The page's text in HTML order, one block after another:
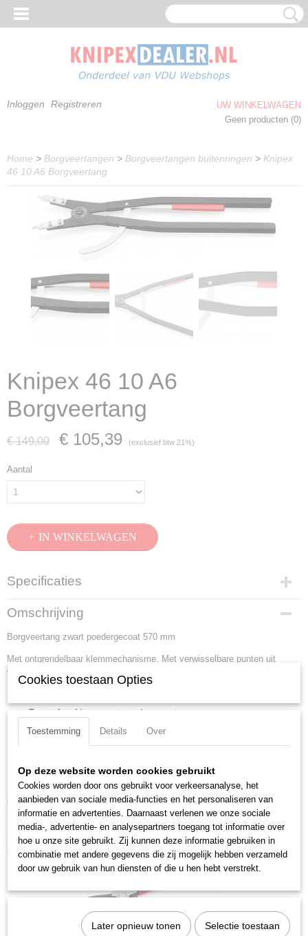
Inloggen Registreren
UW WINKELWAGEN
Geen producten (0)
Home > Borgveertangen > Borgveertangen buitenringen > Knipex
46 10 A6 Borgveertang
Knipex 46 10 A6
Borgveertang
€ 149,00 € 105,39 (exclusief btw 21%)
Aantal
IN WINKELWAGEN
Specificaties
Productcode
46 10 A6
EAN code
46 10 A6
1,80 Kg
Bruto gewicht
56 x 14,90 x 1,70 cm
Omschrijving
Borgveertang zwart poedergecoat 570 mm
Met ontgrendelbaar klemmechanisme. Met verwisselbare punten uit
veredeld staal. Zwart poedergecoat.
Tang afwerking:
zwart poedergecoat
Scharnier type:
geschroefd scharnier
Capaciteit voor asgatdiameter:252 - 400 mm
Downloads:
Datasheet specificaties
Ook interessant
Cookies toestaan Opties
Toestemming Details Over
Op deze website worden cookies gebruikt
Cookies worden door ons gebruikt voor verkeersanalyse, het
aanbieden van sociale media-functies en het personaliseren van
informatie en advertenties. Daarnaast verlenen we onze sociale
media-, advertentie- en analysepartners toegang tot informatie over
hoe u onze site gebruikt. Zij kunnen deze informatie gebruiken in
combinatie met andere gegevens die zij mogelijk hebben verzameld
door uw gebruik van hun diensten of die u hen hebt verstrekt.
Later opnieuw tonen Selectie toestaan